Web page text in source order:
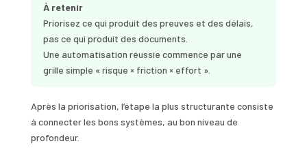
À retenir
Priorisez ce qui produit des preuves et des délais,
pas ce qui produit des documents.
Une automatisation réussie commence par une
grille simple « risque × friction × effort ».
Après la priorisation, l’étape la plus structurante consiste
à connecter les bons systèmes, au bon niveau de
profondeur.